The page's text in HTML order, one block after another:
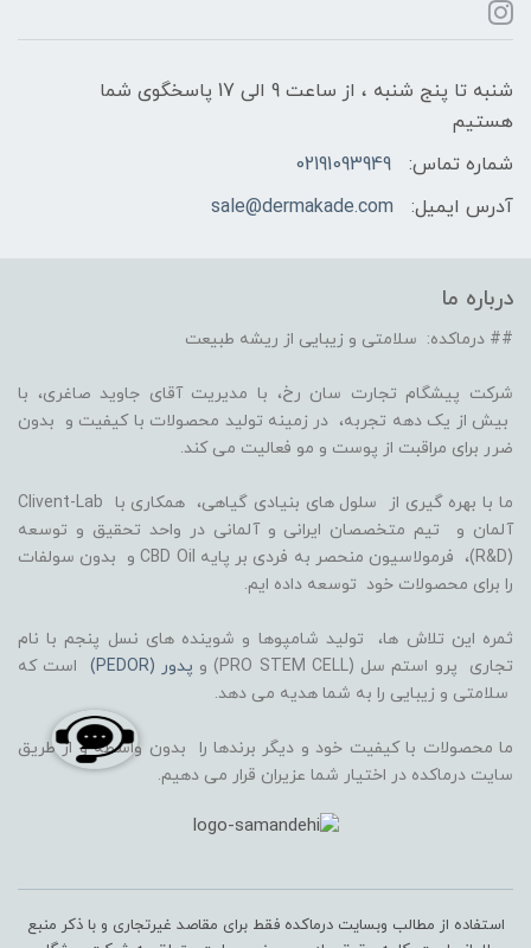
شنبه تا پنج شنبه ، از ساعت 9 الی 17 پاسخگوی شما
هستیم
شماره تماس:
02191093949
آدرس ایمیل:
sale@dermakade.com
درباره ما
## درماکده: سلامتی و زیبایی از ریشه طبیعت
شرکت پیشگام تجارت سان رخ، با مدیریت آقای جاوید صاغری، با
بیش از یک دهه تجربه، در زمینه تولید محصولات با کیفیت و بدون
ضرر برای مراقبت از پوست و مو فعالیت می کند.
ما با بهره گیری از سلول های بنیادی گیاهی، همکاری با Clivent-Lab
آلمان و تیم متخصصان ایرانی و آلمانی در واحد تحقیق و توسعه
(R&D)، فرمولاسیون منحصر به فردی بر پایه CBD Oil و بدون سولفات
را برای محصولات خود توسعه داده ایم.
ثمره این تلاش ها، تولید شامپوها و شوینده های نسل پنجم با نام
تجاری پرو استم سل (PRO STEM CELL) و
پدور (PEDOR)
است که
سلامتی و زیبایی را به شما هدیه می دهد.
ما محصولات با کیفیت خود و دیگر برندها را بدون واسطه و از طریق
سایت درماکده در اختیار شما عزیران قرار می دهیم.
استفاده از مطالب وبسایت درماکده فقط برای مقاصد غیرتجاری و با ذکر منبع